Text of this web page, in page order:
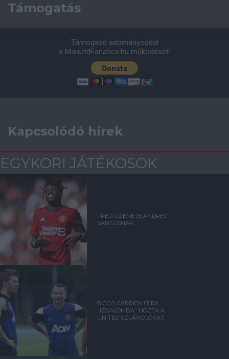
Támogatás
Támogasd adományoddal
a ManUtdFanatics.hu működését!
Kapcsolódó hírek
EGYKORI JÁTÉKOSOK
FRED ÜZENETE ANDREY
SANTOSNAK
GIGGS: CARRICK ÚJRA
"IZGALOMBA" HOZTA A
UNITED SZURKOLÓKAT